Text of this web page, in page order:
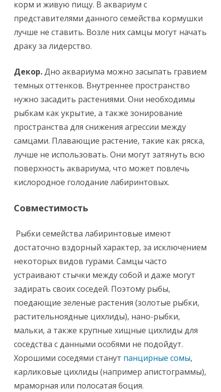
корм и живую пищу. В аквариум с
представителями данного семейства кормушки
лучше не ставить. Возле них самцы могут начать
драку за лидерство.
Декор.Дно аквариума можно засыпать гравием
темных оттенков. Внутреннее пространство
нужно засадить растениями. Они необходимы
рыбкам как укрытие, а также зонирование
пространства для снижения агрессии между
самцами. Плавающие растение, такие как ряска,
лучше не использовать. Они могут затянуть всю
поверхность аквариума, что может повлечь
кислородное голодание лабиринтовых.
Совместимость
Рыбки семейства лабиринтовые имеют
достаточно вздорный характер, за исключением
некоторых видов гурами. Самцы часто
устраивают стычки между собой и даже могут
задирать своих соседей. Поэтому рыбы,
поедающие зеленые растения (золотые рыбки,
растительноядные цихлиды), нано-рыбки,
мальки, а также крупные хищные цихлиды для
соседства с данными особями не подойдут.
Хорошими соседями станут панцирные сомы,
карликовые цихлиды (например апистограммы),
мраморная или полосатая боция.